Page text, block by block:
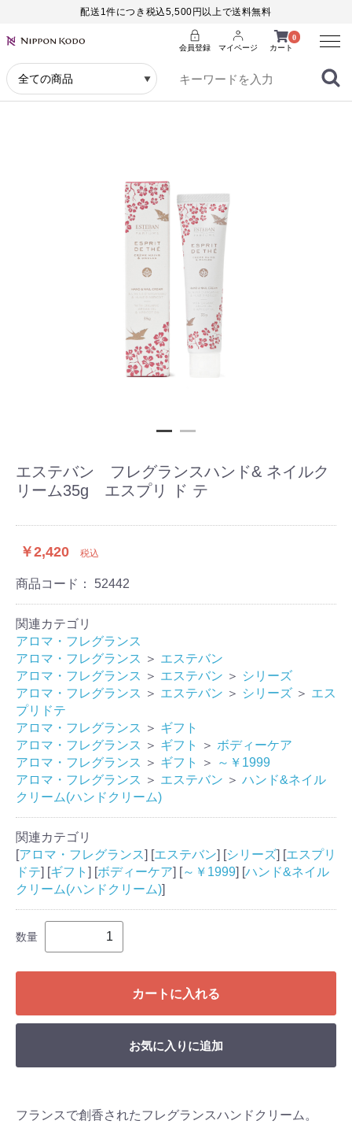
配送1件につき税込5,500円以上で送料無料
0
カート
会員登録 マイページ
Menu
エステバン フレグランスハンド& ネイルク
リーム35g エスプリ ド テ
￥2,420 税込
商品コード： 52442
関連カテゴリ
アロマ・フレグランス
アロマ・フレグランス ＞ エステバン
アロマ・フレグランス ＞ エステバン ＞ シリーズ
アロマ・フレグランス ＞ エステバン ＞ シリーズ ＞ エス
プリドテ
アロマ・フレグランス ＞ ギフト
アロマ・フレグランス ＞ ギフト ＞ ボディーケア
アロマ・フレグランス ＞ ギフト ＞
～￥1999
アロマ・フレグランス ＞ エステバン ＞ ハンド&ネイル
クリーム(ハンドクリーム)
関連カテゴリ
[アロマ・フレグランス] [エステバン] [シリーズ] [エスプリ
ドテ] [ギフト ] [ボディーケア] [～￥1999] [ハンド&ネイル
クリーム(ハンドクリーム)]
数量
カートに入れる
お気に入りに追加
フランスで創香されたフレグランスハンドクリーム。